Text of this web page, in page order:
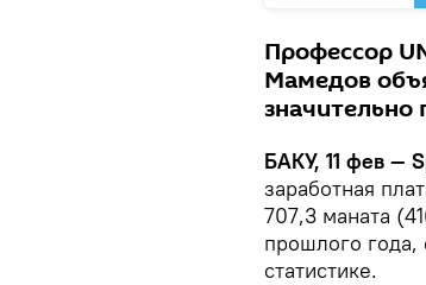
Профессор
Мамедов
БАКУ, 11 фев —
заработная
707,3 маната
прошлого года,
статистике.